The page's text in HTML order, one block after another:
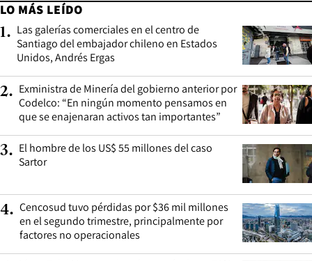
LO MÁS LEÍDO
1. Las galerías comerciales en el centro de
Santiago del embajador chileno en Estados
Unidos, Andrés Ergas
2. Exministra de Minería del gobierno anterior por
Codelco: “En ningún momento pensamos en
que se enajenaran activos tan importantes”
3. El hombre de los US$ 55 millones del caso
Sartor
4. Cencosud tuvo pérdidas por $36 mil millones
en el segundo trimestre, principalmente por
factores no operacionales